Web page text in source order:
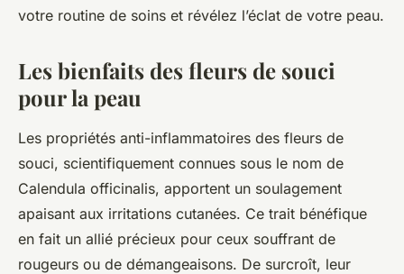
votre routine de soins et révélez l’éclat de votre peau.
Les bienfaits des fleurs de souci
pour la peau
Les propriétés anti-inflammatoires des fleurs de
souci, scientifiquement connues sous le nom de
Calendula officinalis, apportent un soulagement
apaisant aux irritations cutanées. Ce trait bénéfique
en fait un allié précieux pour ceux souffrant de
rougeurs ou de démangeaisons. De surcroît, leur